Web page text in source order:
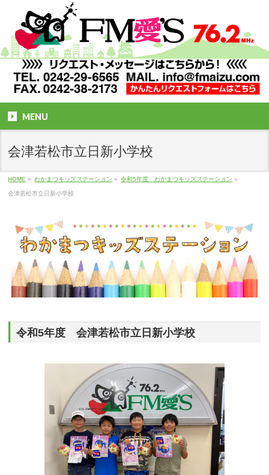
MENU
会津若松市立日新小学校
HOME » わかまつキッズステーション » 令和5年度 わかまつキッズステーション »
会津若松市立日新小学校
令和5年度 会津若松市立日新小学校